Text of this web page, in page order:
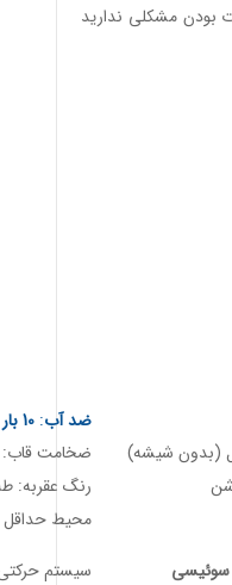
بودن مشکلی ندارید
ضد آب:
ضخامت قاب: 9.5 میل (با
رنگ عقربه:
محیط حداقل 135 میل تا حداکثر 200
سیستم